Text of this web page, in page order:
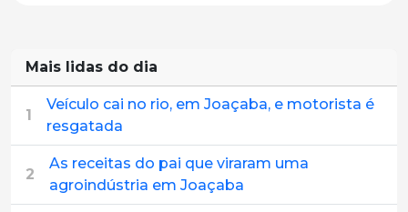
Mais lidas do dia
1
Veículo cai no rio, em Joaçaba, e motorista é
resgatada
2
As receitas do pai que viraram uma
agroindústria em Joaçaba